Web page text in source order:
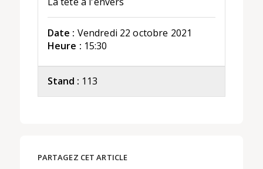
Date : Vendredi 22 octobre 2021
Heure : 15:30
Stand : 113
PARTAGEZ CET ARTICLE